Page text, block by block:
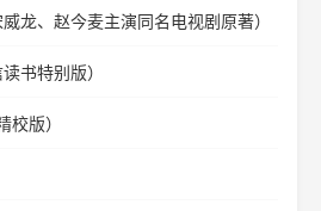
龙、赵今麦主演同名电视剧原著）
书特别版）
版）